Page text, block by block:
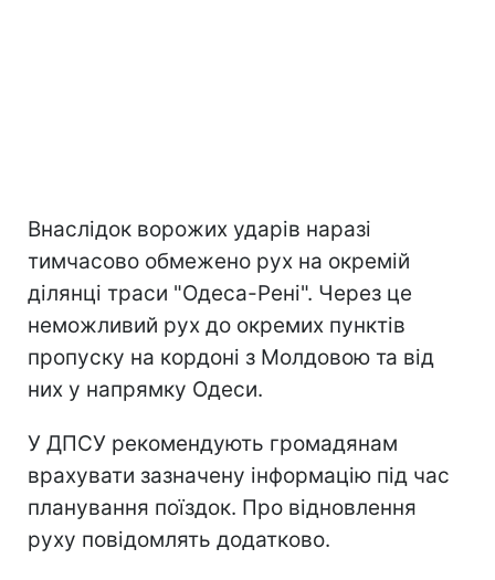
Внаслідок ворожих ударів наразі
тимчасово обмежено рух на окремій
ділянці траси "Одеса-Рені". Через це
неможливий рух до окремих пунктів
пропуску на кордоні з Молдовою та від
них у напрямку Одеси.
У ДПСУ рекомендують громадянам
врахувати зазначену інформацію під час
планування поїздок. Про відновлення
руху повідомлять додатково.